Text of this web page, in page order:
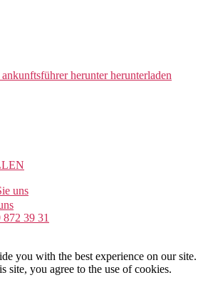
herunterherunterladen
uns
39 31
you with the best experience on our site.
site, you agree to the use of cookies.